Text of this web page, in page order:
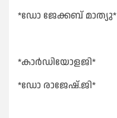
*ഡോ ജേക്കബ് മാത്യു*
*കാർഡിയോളജി*
*ഡോ രാജേഷ്.ജി*